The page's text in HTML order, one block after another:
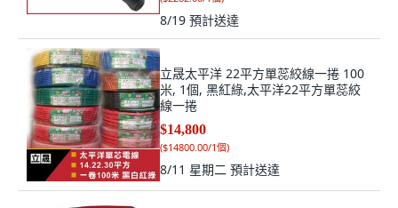
8/19 預計送達
立晟太平洋 22平方單蕊絞線一捲 100
米, 1個, 黑紅綠,太平洋22平方單蕊絞
線一捲
$14,800
($14800.00/1個)
8/11 星期二 預計送達